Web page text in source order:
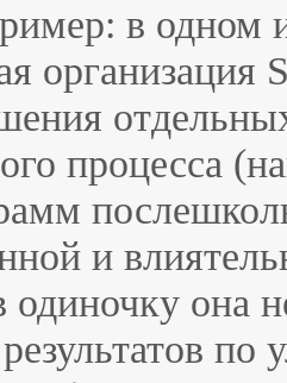
в одном
организация
процесса
и
одиночку она